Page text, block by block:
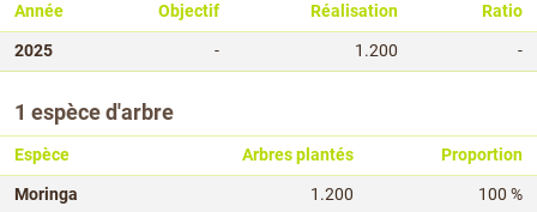
Année Objectif Réalisation
Ratio
2025
- 1.200 -
1 espèce d'arbre
Espèce Arbres plantés
Proportion
Moringa
1.200 100 %